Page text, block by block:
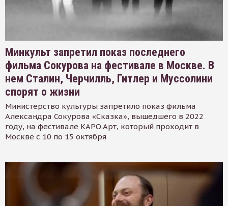
Минкульт запретил показ последнего
фильма Сокурова на фестивале в Москве. В
нем Сталин, Черчилль, Гитлер и Муссолини
спорят о жизни
Министерство культуры запретило показ фильма
Александра Сокурова «Сказка», вышедшего в 2022
году, на фестивале КАРО.Арт, который проходит в
Москве с 10 по 15 октября